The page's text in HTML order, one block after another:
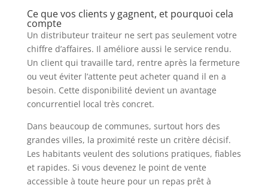
Ce que vos clients y gagnent, et pourquoi cela
compte
Un distributeur traiteur ne sert pas seulement votre
chiffre d’affaires. Il améliore aussi le service rendu.
Un client qui travaille tard, rentre après la fermeture
ou veut éviter l’attente peut acheter quand il en a
besoin. Cette disponibilité devient un avantage
concurrentiel local très concret.
Dans beaucoup de communes, surtout hors des
grandes villes, la proximité reste un critère décisif.
Les habitants veulent des solutions pratiques, fiables
et rapides. Si vous devenez le point de vente
accessible à toute heure pour un repas prêt à